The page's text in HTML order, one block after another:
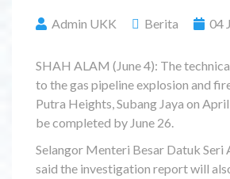
Admin UKK Berita 04
SHAH ALAM (June 4): The
to the gas pipeline explosion and
Putra Heights, Subang Jaya on
be completed by June 26.
Selangor Menteri Besar Datuk Seri
said the investigation report will